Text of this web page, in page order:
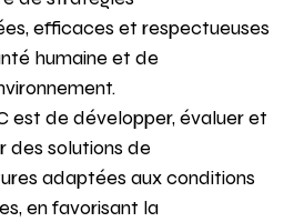
efficaces et respectueuses
humaine et de
est de développer, évaluer et
des solutions de
adaptées aux conditions
en favorisant la